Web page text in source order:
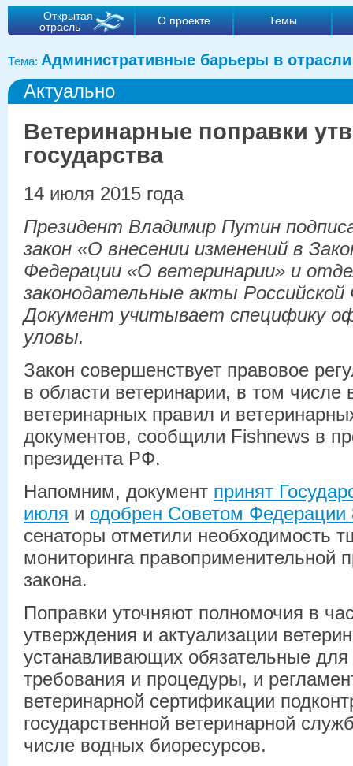
Открытая
отрасль
О проекте Темы
Тема: Административные барьеры в отрасли
Актуально
Ветеринарные поправки
государства
14 июля 2015 года
Президент Владимир Путин
закон «О внесении изменений в
Федерации «О ветеринарии» и
законодательные акты Российской
Документ учитывает специфику
уловы.
Закон совершенствует правовое
в области ветеринарии, в том
ветеринарных правил и
документов, сообщили Fishnews в
президента РФ.
Напомним, документ принят
июля и одобрен Советом Федерации
сенаторы отметили необходимость
мониторинга правоприменительной
закона.
Поправки уточняют полномочия в
утверждения и актуализации
устанавливающих обязательные для
требования и процедуры, и
ветеринарной сертификации
государственной ветеринарной
числе водных биоресурсов.